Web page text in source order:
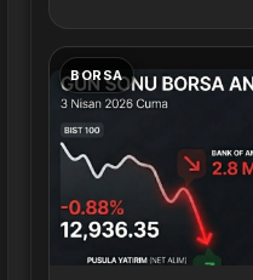
BORSA